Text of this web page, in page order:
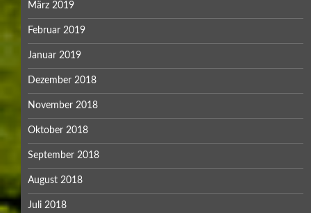
März 2019
Februar 2019
Januar 2019
Dezember 2018
November 2018
Oktober 2018
September 2018
August 2018
Juli 2018